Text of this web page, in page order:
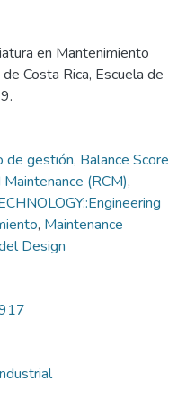
en Mantenimiento
Costa Rica, Escuela de
de gestión, Balance Score
(RCM),
, Maintenance
Design